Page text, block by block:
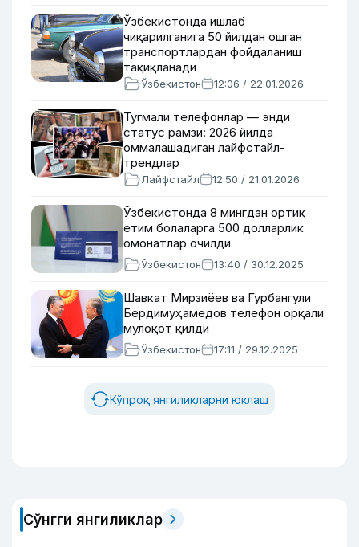
Ўзбекистонда ишлаб
чиқарилганига 50 йилдан ошган
транспортлардан фойдаланиш
тақиқланади
Ўзбекистон 12:06 / 22.01.2026
Тугмали телефонлар — энди
статус рамзи: 2026 йилда
оммалашадиган лайфстайл-
трендлар
Лайфстайл 12:50 / 21.01.2026
Ўзбекистонда 8 мингдан ортиқ
етим болаларга 500 долларлик
омонатлар очилди
Ўзбекистон 13:40 / 30.12.2025
Шавкат Мирзиёев ва Гурбангули
Бердимуҳамедов телефон орқали
мулоқот қилди
Ўзбекистон 17:11 / 29.12.2025
Кўпроқ янгиликларни юклаш
Сўнгги янгиликлар